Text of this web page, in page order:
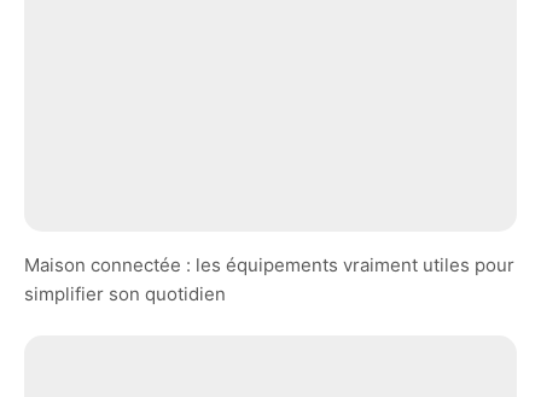
Maison connectée : les équipements vraiment utiles pour
simplifier son quotidien